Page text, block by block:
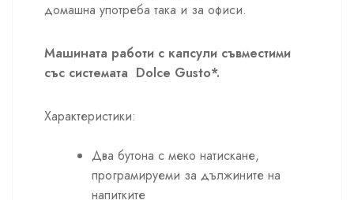
домашна употреба така и за офиси.
Машината работи с капсули съвместими
със системата Dolce Gusto*.
Характеристики:
Два бутона с меко натискане,
програмируеми за дължините на
напитките